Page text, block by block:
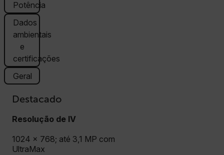
Potência
Dados
ambientais
e
certificações
Geral
Destacado
Resolução de IV
1024 × 768; até 3,1 MP com
UltraMax